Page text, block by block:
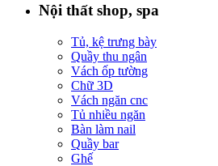
Nội thất shop, spa
Tủ, kệ trưng bày
Quầy thu ngân
Vách ốp tường
Chữ 3D
Vách ngăn cnc
Tủ nhiều ngăn
Bàn làm nail
Quầy bar
Ghế